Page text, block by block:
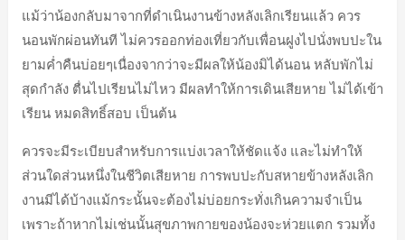
แม้ว่าน้องกลับมาจากที่ดำเนินงานข้างหลังเลิกเรียนแล้ว ควร
นอนพักผ่อนทันที ไม่ควรออกท่องเที่ยวกับเพื่อนฝูงไปนั่งพบปะใน
ยามค่ำคืนบ่อยๆเนื่องจากว่าจะมีผลให้น้องมิได้นอน หลับพักไม่
สุดกำลัง ตื่นไปเรียนไม่ไหว มีผลทำให้การเดินเสียหาย ไม่ได้เข้า
เรียน หมดสิทธิ์สอบ เป็นต้น
ควรจะมีระเบียบสำหรับการแบ่งเวลาให้ชัดแจ้ง และไม่ทำให้
ส่วนใดส่วนหนึ่งในชีวิตเสียหาย การพบปะกับสหายข้างหลังเลิก
งานมีได้บ้างแม้กระนั้นจะต้องไม่บ่อยกระทั่งเกินความจำเป็น
เพราะถ้าหากไม่เช่นนั้นสุขภาพกายของน้องจะห่วยแตก รวมทั้ง